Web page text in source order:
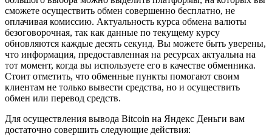
сможете осуществить обмен совершенно бесплатно, не
оплачивая комиссию. Актуальность курса обмена валюты
безоговорочная, так как данные по текущему курсу
обновляются каждые десять секунд. Вы можете быть уверены,
что информация, предоставленная на ресурсах актуальна на
тот момент, когда вы используете его в качестве обменника.
Стоит отметить, что обменные пункты помогают своим
клиентам не только вывести средства, но и осуществить
обмен или перевод средств.
Для осуществления вывода Bitcoin на Яндекс Деньги вам
достаточно совершить следующие действия: